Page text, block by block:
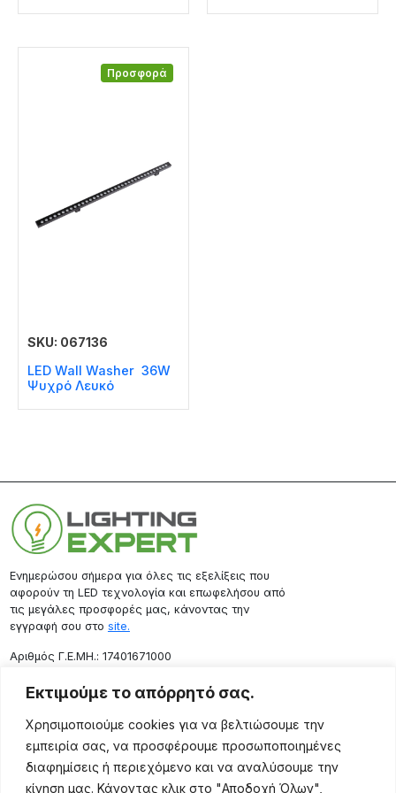
Εκτιμούμε το απόρρητό σας.
Χρησιμοποιούμε cookies για να βελτιώσουμε την
εμπειρία σας, να προσφέρουμε προσωποποιημένες
διαφημίσεις ή περιεχόμενο και να αναλύσουμε την
κίνηση μας. Κάνοντας κλικ στο "Αποδοχή Όλων",
Προσφορά
SKU: 067136
LED Wall Washer 36W
Ψυχρό Λευκό
Ενημερώσου σήμερα για όλες τις εξελίξεις που
αφορούν τη LED τεχνολογία και επωφελήσου από
τις μεγάλες προσφορές μας, κάνοντας την
εγγραφή σου στο site.
Aριθμός Γ.Ε.ΜΗ.: 17401671000
Επικοινωνία
Ρόδου 133, Αθήνα 10443
(+30) 211 725 5427
sales@lightingexpert.gr